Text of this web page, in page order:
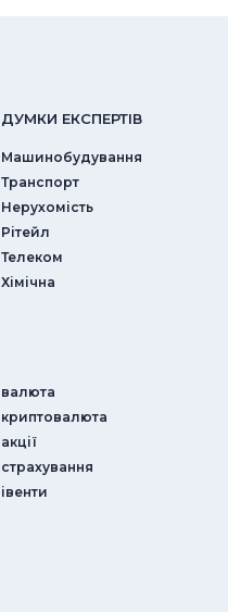
ДУМКИ ЕКСПЕРТIВ
Машинобудування
Транспорт
Нерухомість
Рітейл
Телеком
Хімічна
валюта
криптовалюта
акції
страхування
iвенти